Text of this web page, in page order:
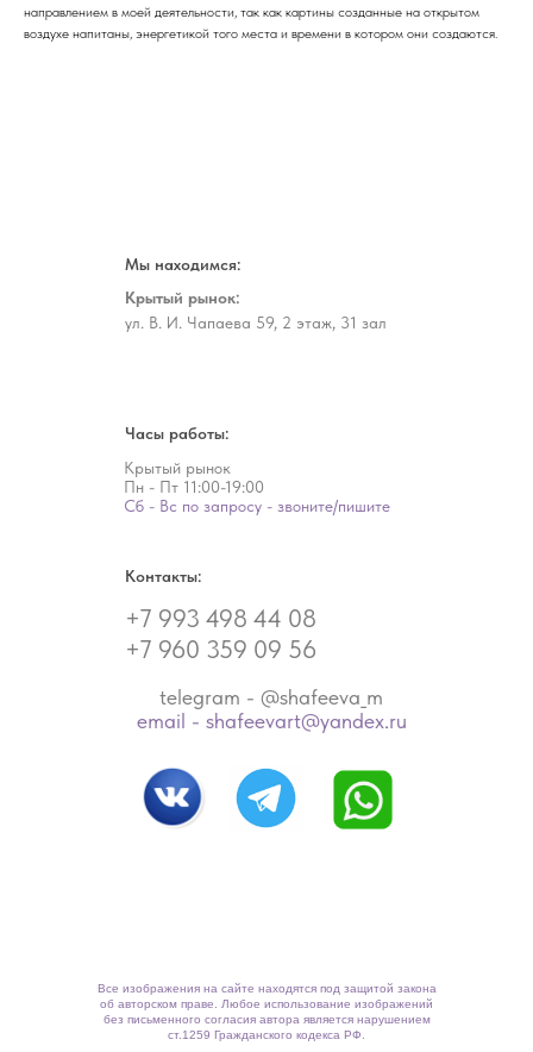
направлением в моей деятельности, так как картины созданные на открытом
воздухе напитаны, энергетикой того места и времени в котором они создаются.
+7 993 498 44 08
+7 960 359 09 56
Крытый рынок:
ул. В. И. Чапаева 59, 2 этаж, 31 зал
Мы находимся:
Контакты:
Крытый рынок
Пн - Пт 11:00-19:00
Сб - Вс по запросу - звоните/пишите
Часы работы:
telegram - @shafeeva_m
email - shafeevart@yandex.ru
Все изображения на сайте находятся под защитой закона
об авторском праве. Любое использование изображений
без письменного согласия автора является нарушением
ст.1259 Гражданского кодекса РФ.